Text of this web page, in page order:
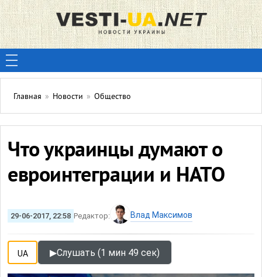
Главная » Новости » Общество
Что украинцы думают о
евроинтеграции и НАТО
29-06-2017, 22:58 Редактор: Влад Максимов
UA ▶Слушать (1 мин 49 сек)